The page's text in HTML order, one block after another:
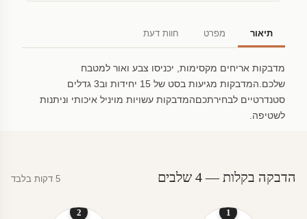
תיאור מפרט חוות דעת
מדבקות אריחים מקסימות, יכניסו צבע ואור למטבח
שלכם.המדבקות מגיעות בסט של 15 יחידות וב3 גדלים
סטנדרטיים לבחירתכםהמדבקות עשויות מויניל איכותי וניתנות
לשטיפה.
הדבקה בקלות — 4 שלבים 5 דקות בלבד
1
2